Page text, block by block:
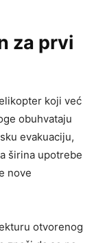
za prvi
koji već
obuhvataju
evakuaciju,
širina upotrebe
nove
otvorenog